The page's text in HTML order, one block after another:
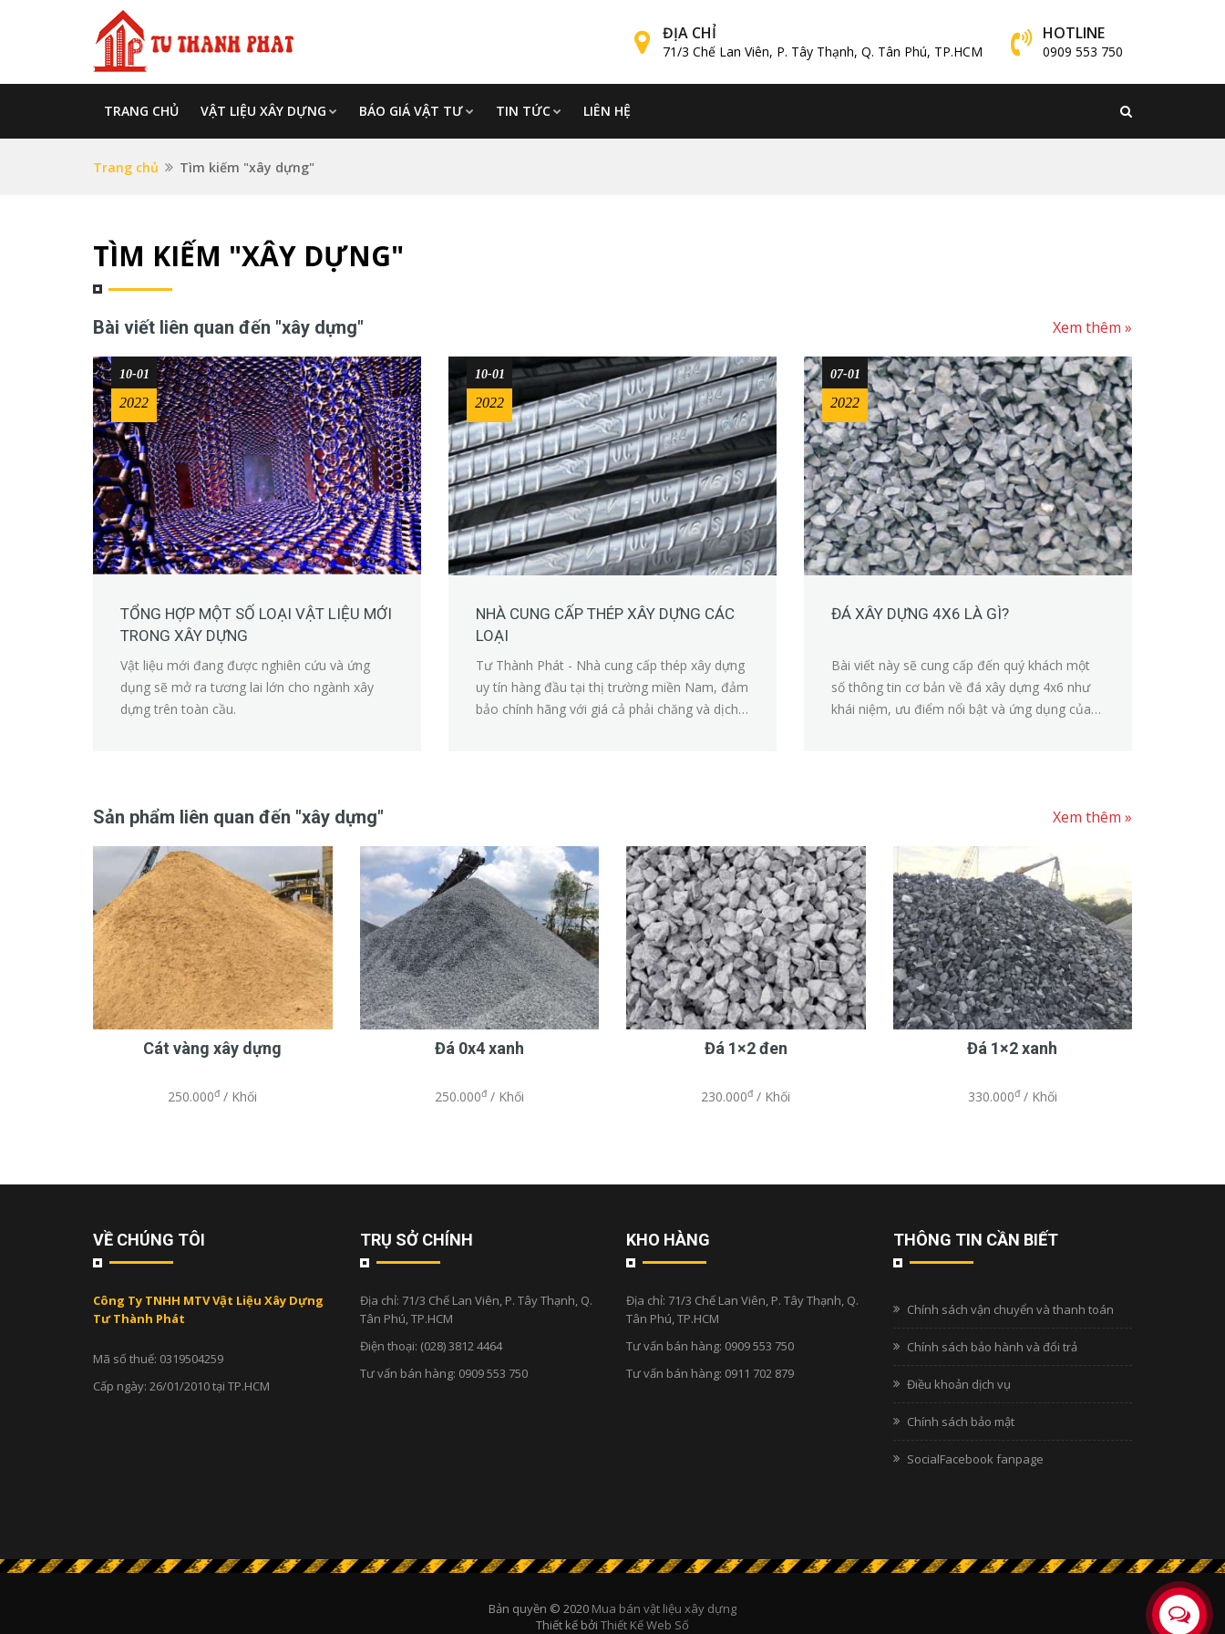
ĐỊA CHỈ
71/3 Chế Lan Viên, P. Tây Thạnh, Q. Tân Phú, TP.HCM
HOTLINE
0909 553 750
TRANG CHỦ VẬT LIỆU XÂY DỰNG BÁO GIÁ VẬT TƯ TIN TỨC LIÊN HỆ
Trang chủ Tìm kiếm "xây dựng"
TÌM KIẾM "XÂY DỰNG"
Bài viết liên quan đến "xây dựng" Xem thêm »
TỔNG HỢP MỘT SỐ LOẠI VẬT LIỆU MỚI
TRONG XÂY DỰNG
10-01
2022
Vật liệu mới đang được nghiên cứu và ứng
dụng sẽ mở ra tương lai lớn cho ngành xây
dựng trên toàn cầu.
NHÀ CUNG CẤP THÉP XÂY DỰNG CÁC
LOẠI
10-01
2022
Tư Thành Phát - Nhà cung cấp thép xây dựng
uy tín hàng đầu tại thị trường miền Nam, đảm
bảo chính hãng với giá cả phải chăng và dịch
ĐÁ XÂY DỰNG 4X6 LÀ GÌ?
07-01
2022
Bài viết này sẽ cung cấp đến quý khách một
số thông tin cơ bản về đá xây dựng 4x6 như
khái niệm, ưu điểm nổi bật và ứng dụng của
Sản phẩm liên quan đến "xây dựng" Xem thêm »
Cát vàng xây dựng
250.000đ/ Khối
Đá 0x4 xanh
250.000đ/ Khối
Đá 1×2 đen
230.000đ/ Khối
Đá 1×2 xanh
330.000đ/ Khối
VỀ CHÚNG TÔI
Công Ty TNHH MTV Vật Liệu Xây Dựng
Tư Thành Phát
Mã số thuế: 0319504259
Cấp ngày: 26/01/2010 tại TP.HCM
TRỤ SỞ CHÍNH
Địa chỉ: 71/3 Chế Lan Viên, P. Tây Thạnh, Q.
Tân Phú, TP.HCM
Điện thoại: (028) 3812 4464
Tư vấn bán hàng: 0909 553 750
KHO HÀNG
Địa chỉ: 71/3 Chế Lan Viên, P. Tây Thạnh, Q.
Tân Phú, TP.HCM
Tư vấn bán hàng: 0909 553 750
Tư vấn bán hàng: 0911 702 879
THÔNG TIN CẦN BIẾT
Chính sách vận chuyển và thanh toán
Chính sách bảo hành và đổi trả
Điều khoản dịch vụ
Chính sách bảo mật
SocialFacebook fanpage
Bản quyền © 2020 Mua bán vật liệu xây dựng
Thiết kế bởi Thiết Kế Web Số